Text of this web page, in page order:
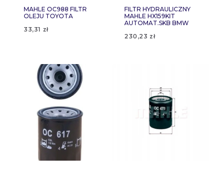
MAHLE OC988 FILTR
OLEJU TOYOTA
33,31 zł
FILTR HYDRAULICZNY
MAHLE HX159KIT
AUTOMAT.SKB BMW
230,23 zł